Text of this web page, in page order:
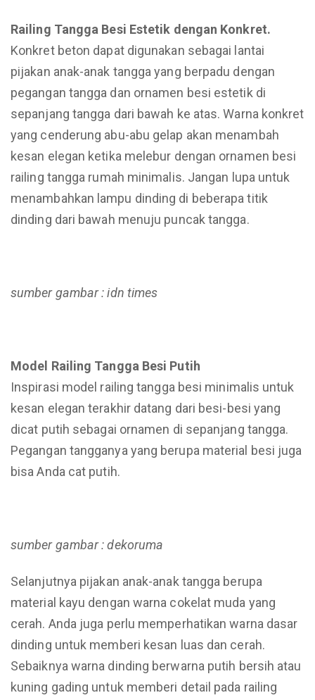
Railing Tangga Besi Estetik dengan Konkret.
Konkret beton dapat digunakan sebagai lantai
pijakan anak-anak tangga yang berpadu dengan
pegangan tangga dan ornamen besi estetik di
sepanjang tangga dari bawah ke atas. Warna konkret
yang cenderung abu-abu gelap akan menambah
kesan elegan ketika melebur dengan ornamen besi
railing tangga rumah minimalis. Jangan lupa untuk
menambahkan lampu dinding di beberapa titik
dinding dari bawah menuju puncak tangga.
sumber gambar : idn times
Model Railing Tangga Besi Putih
Inspirasi model railing tangga besi minimalis untuk
kesan elegan terakhir datang dari besi-besi yang
dicat putih sebagai ornamen di sepanjang tangga.
Pegangan tangganya yang berupa material besi juga
bisa Anda cat putih.
sumber gambar : dekoruma
Selanjutnya pijakan anak-anak tangga berupa
material kayu dengan warna cokelat muda yang
cerah. Anda juga perlu memperhatikan warna dasar
dinding untuk memberi kesan luas dan cerah.
Sebaiknya warna dinding berwarna putih bersih atau
kuning gading untuk memberi detail pada railing